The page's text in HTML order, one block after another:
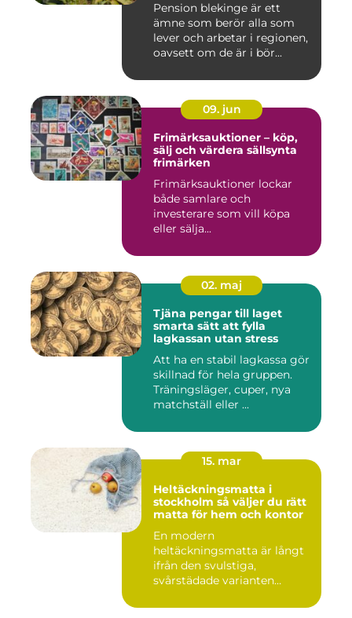
Pension blekinge är ett
ämne som berör alla som
lever och arbetar i regionen,
oavsett om de är i bör...
09. jun
Frimärksauktioner – köp,
sälj och värdera sällsynta
frimärken
Frimärksauktioner lockar
både samlare och
investerare som vill köpa
eller sälja...
02. maj
Tjäna pengar till laget
smarta sätt att fylla
lagkassan utan stress
Att ha en stabil lagkassa gör
skillnad för hela gruppen.
Träningsläger, cuper, nya
matchställ eller ...
15. mar
Heltäckningsmatta i
stockholm så väljer du rätt
matta för hem och kontor
En modern
heltäckningsmatta är långt
ifrån den svulstiga,
svårstädade varianten